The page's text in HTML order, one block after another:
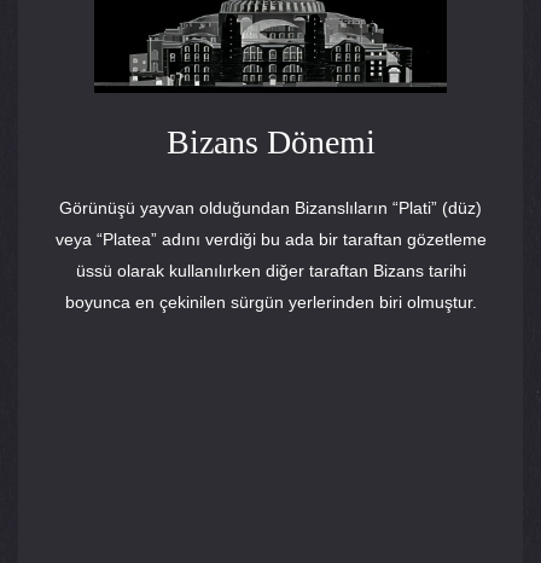
Bizans Dönemi
Görünüşü yayvan olduğundan Bizanslıların “Plati” (düz)
veya “Platea” adını verdiği bu ada bir taraftan gözetleme
üssü olarak kullanılırken diğer taraftan Bizans tarihi
boyunca en çekinilen sürgün yerlerinden biri olmuştur.